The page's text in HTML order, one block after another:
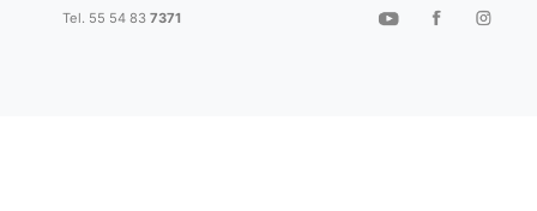
Tel. 55 54 837371